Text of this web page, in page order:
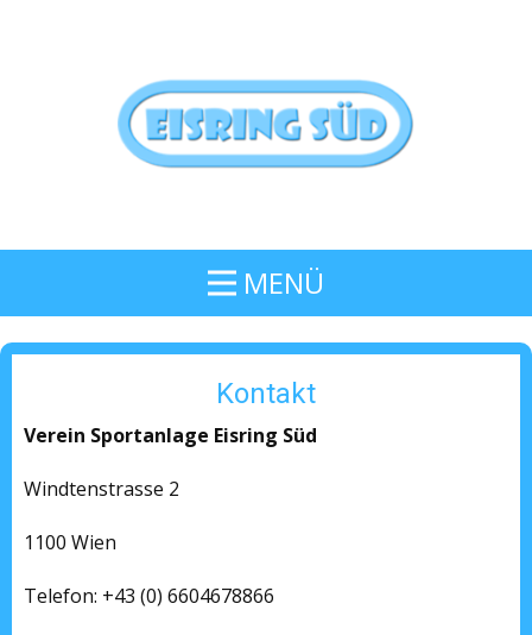
MENÜ
Kontakt
Verein Sportanlage Eisring Süd
Windtenstrasse 2
1100 Wien
Telefon: +43 (0) 6604678866